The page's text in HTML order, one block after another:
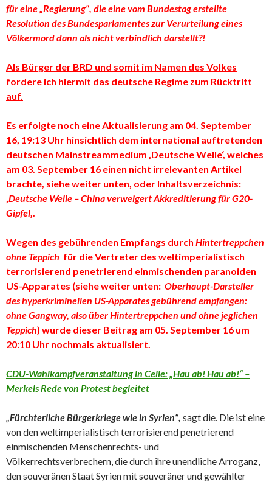
für eine „Regierung“, die eine vom Bundestag erstellte
Resolution des Bundesparlamentes zur Verurteilung eines
Völkermord dann als nicht verbindlich darstellt?!
Als Bürger der BRD und somit im Namen des Volkes
fordere ich hiermit das deutsche Regime zum Rücktritt
auf.
Es erfolgte noch eine Aktualisierung am 04. September
16, 19:13 Uhr hinsichtlich dem international auftretenden
deutschen Mainstreammedium ‚Deutsche Welle‘, welches
am 03. September 16 einen nicht irrelevanten Artikel
brachte, siehe weiter unten, oder Inhaltsverzeichnis:
‚Deutsche Welle – China verweigert Akkreditierung für G20-
Gipfel‚.
Wegen des gebührenden Empfangs durch Hintertreppchen
ohne Teppich für die Vertreter des weltimperialistisch
terrorisierend penetrierend einmischenden paranoiden
US-Apparates (siehe weiter unten: Oberhaupt-Darsteller
des hyperkriminellen US-Apparates gebührend empfangen:
ohne Gangway, also über Hintertreppchen und ohne jeglichen
Teppich) wurde dieser Beitrag am 05. September 16 um
20:10 Uhr nochmals aktualisiert.
CDU-Wahlkampfveranstaltung in Celle: „Hau ab! Hau ab!“ –
Merkels Rede von Protest begleitet
„Fürchterliche Bürgerkriege wie in Syrien“, sagt die. Die ist eine
von den weltimperialistisch terrorisierend penetrierend
einmischenden Menschenrechts- und
Völkerrechtsverbrechern, die durch ihre unendliche Arroganz,
den souveränen Staat Syrien mit souveräner und gewählter